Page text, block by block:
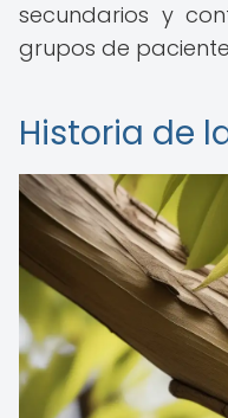
secundarios y
grupos de
Historia de